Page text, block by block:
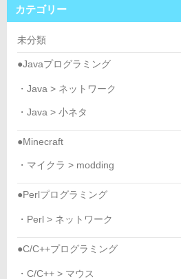
カテゴリー
未分類
●Javaプログラミング
・Java > ネットワーク
・Java > 小ネタ
●Minecraft
・マイクラ > modding
●Perlプログラミング
・Perl > ネットワーク
●C/C++プログラミング
・C/C++ > マウス